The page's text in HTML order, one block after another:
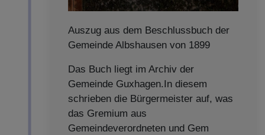
Auszug aus dem Beschlussbuch der
Gemeinde Albshausen von 1899
Das Buch liegt im Archiv der
Gemeinde Guxhagen.In diesem
schrieben die Bürgermeister auf, was
das Gremium aus
Gemeindeverordneten und Gem